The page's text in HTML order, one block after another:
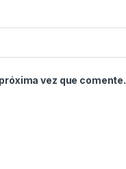
vez que comente.